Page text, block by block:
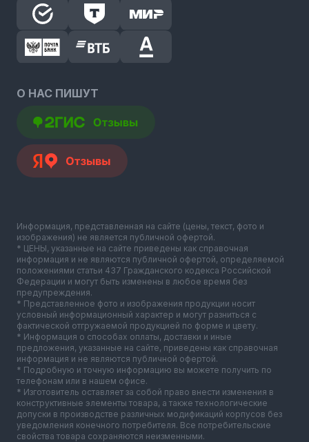
О НАС ПИШУТ
Информация, представленная на сайте (цены, текст, фото и
изображения) не является публичной офертой.
* ЦЕНЫ, указанные на сайте приведены как справочная
информация и не являются публичной офертой, определяемой
положениями статьи 437 Гражданского кодекса Российской
Федерации и могут быть изменены в любое время без
предупреждения.
* Представленное фото и изображения продукции носит
условный информационный характер и могут разниться с
фактической отгружаемой продукцией по форме и цвету.
* Информация о способах оплаты, доставки и иные
предложения, указанные на сайте, приведены как справочная
информация и не являются публичной офертой.
* Подробную и точную информацию вы можете получить по
телефонам или в нашем офисе.
* Изготовитель оставляет за собой право внести изменения в
конструктивные элементы товара, а также технологические
допуски в производстве различных модификаций корпусов без
уведомления конечного потребителя. Все потребительские
свойства товара сохраняются неизменными.